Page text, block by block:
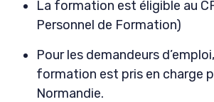
La formation est éligible au
Personnel de Formation)
Pour les demandeurs
formation est pris en charge
Normandie.